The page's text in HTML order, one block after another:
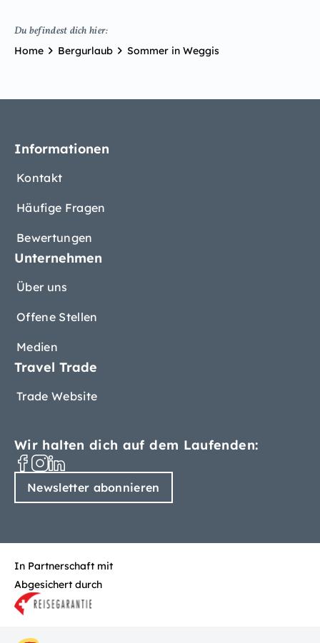
Du befindest dich hier:
Home Bergurlaub Sommer in Weggis
Informationen
Kontakt
Häufige Fragen
Bewertungen
Unternehmen
Über uns
Offene Stellen
Medien
Travel Trade
Trade Website
Wir halten dich auf dem Laufenden:
Newsletter abonnieren
In Partnerschaft mit
Abgesichert durch